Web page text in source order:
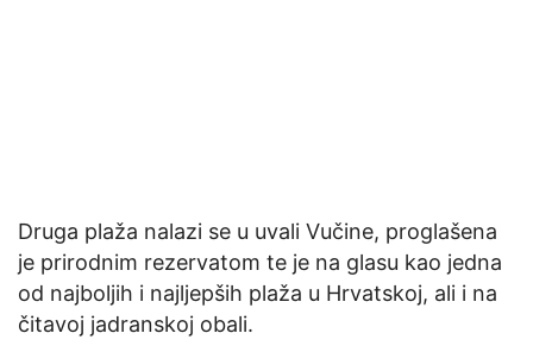
Druga plaža nalazi se u uvali Vučine, proglašena
je prirodnim rezervatom te je na glasu kao jedna
od najboljih i najljepših plaža u Hrvatskoj, ali i na
čitavoj jadranskoj obali.